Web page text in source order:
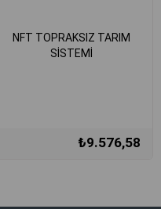
NFT TOPRAKSIZ TARIM
SİSTEMİ
₺9.576,58